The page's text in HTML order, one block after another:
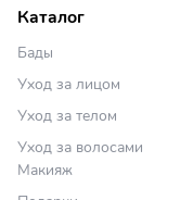
Каталог
Бады
Уход за лицом
Уход за телом
Уход за волосами
Макияж